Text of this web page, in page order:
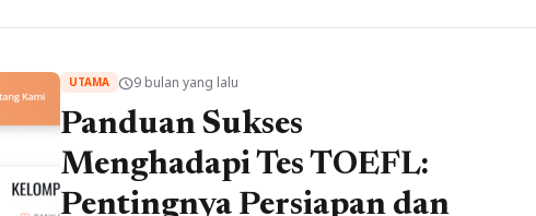
UTAMA schedule9 bulan yang lalu
Panduan Sukses
Menghadapi Tes TOEFL:
Pentingnya Persiapan dan